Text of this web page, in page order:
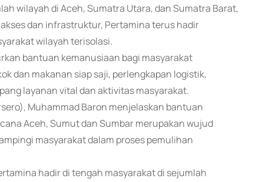
wilayah di Aceh, Sumatra Utara, dan Sumatra Barat,
dan infrastruktur, Pertamina terus hadir
wilayah terisolasi.
bantuan kemanusiaan bagi masyarakat
dan makanan siap saji, perlengkapan logistik,
layanan vital dan aktivitas masyarakat.
Muhammad Baron menjelaskan bantuan
Aceh, Sumut dan Sumbar merupakan wujud
masyarakat dalam proses pemulihan
hadir di tengah masyarakat di sejumlah